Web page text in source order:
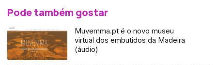
Pode também gostar
Muvemma.pt é o novo museu
virtual dos embutidos da Madeira
(áudio)